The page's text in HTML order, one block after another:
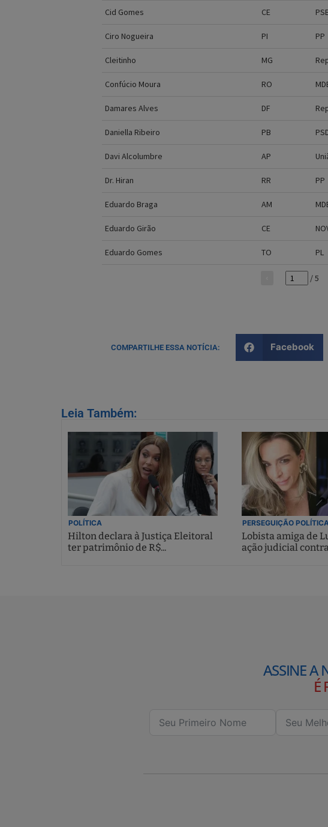
COMPARTILHE ESSA NOTÍCIA: Facebook
Leia Também:
POLÍTICA
Hilton declara à Justiça Eleitoral
ter patrimônio de R$...
PERSEGUIÇÃO
Lobista amiga de
ação judicial
ASSINE A
É